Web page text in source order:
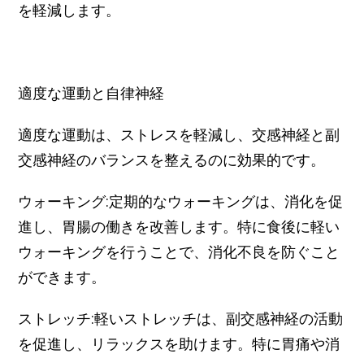
を軽減します。
適度な運動と自律神経
適度な運動は、ストレスを軽減し、交感神経と副
交感神経のバランスを整えるのに効果的です。
ウォーキング:定期的なウォーキングは、消化を促
進し、胃腸の働きを改善します。特に食後に軽い
ウォーキングを行うことで、消化不良を防ぐこと
ができます。
ストレッチ:軽いストレッチは、副交感神経の活動
を促進し、リラックスを助けます。特に胃痛や消